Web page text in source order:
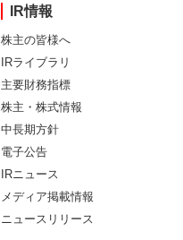
IR情報
株主の皆様へ
IRライブラリ
主要財務指標
株主・株式情報
中長期方針
電子公告
IRニュース
メディア掲載情報
ニュースリリース